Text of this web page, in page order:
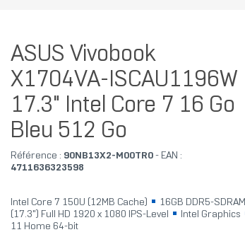
ASUS Vivobook
X1704VA-ISCAU1196W
17.3" Intel Core 7 16 Go
Bleu 512 Go
Référence : 90NB13X2-M00TR0- EAN :
4711636323598
Intel Core 7 150U (12MB Cache) 16GB DDR5-SDRAM
(17.3") Full HD 1920 x 1080 IPS-Level
Intel Graphics
11 Home 64-bit